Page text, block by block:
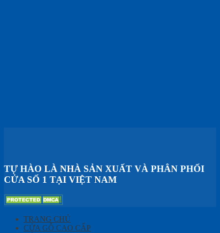
TỰ HÀO LÀ NHÀ SẢN XUẤT VÀ PHÂN PHỐI
CỬA SỐ 1 TẠI VIỆT NAM
TRANG CHỦ
CỬA GỖ CAO CẤP